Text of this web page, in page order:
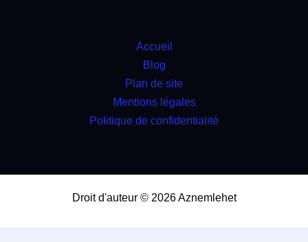
Accueil
Blog
Plan de site
Mentions légales
Politique de confidentialité
Droit d'auteur © 2026 Aznemlehet